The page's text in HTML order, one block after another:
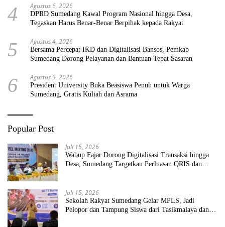
4 Agustus 6, 2026
DPRD Sumedang Kawal Program Nasional hingga Desa,
Tegaskan Harus Benar-Benar Berpihak kepada Rakyat
5 Agustus 4, 2026
Bersama Percepat IKD dan Digitalisasi Bansos, Pemkab
Sumedang Dorong Pelayanan dan Bantuan Tepat Sasaran
6 Agustus 3, 2026
President University Buka Beasiswa Penuh untuk Warga
Sumedang, Gratis Kuliah dan Asrama
Popular Post
Juli 15, 2026
Wabup Fajar Dorong Digitalisasi Transaksi hingga
Desa, Sumedang Targetkan Perluasan QRIS dan
Juli 15, 2026
Sekolah Rakyat Sumedang Gelar MPLS, Jadi
Pelopor dan Tampung Siswa dari Tasikmalaya dan